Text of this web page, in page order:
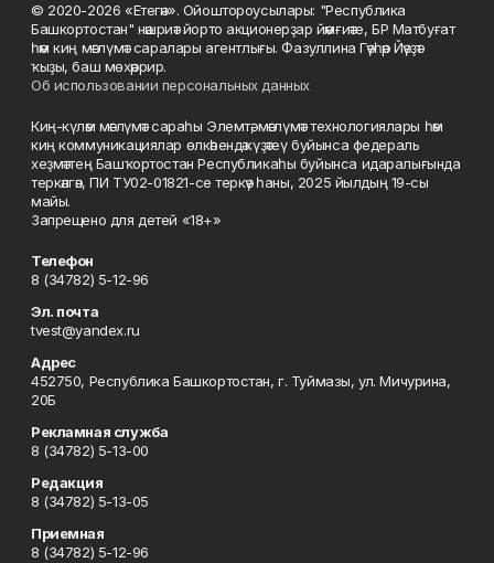
© 2020-2026 «Етегән». Ойоштороусылары: "Республика
Башкортостан" нәшриәт йорто акционерҙар йәмғиәте, БР Матбуғат
һәм киң мәғлүмәт саралары агентлығы. Фазуллина Гәүһәр Йәүҙәт
ҡыҙы, баш мөхәррир.
Об использовании персональных данных
Киң-күләм мәғлүмәт сараһы Элемтә, мәғлүмәт технологиялары һәм
киң коммуникациялар өлкәһендә күҙәтеү буйынса федераль
хеҙмәттең Башҡортостан Республикаһы буйынса идаралығында
теркәлгән, ПИ ТУ02-01821-се теркәү һаны, 2025 йылдың 19-сы
майы.
Запрещено для детей «18+»
Телефон
8 (34782) 5-12-96
Эл. почта
tvest@yandex.ru
Адрес
452750, Республика Башкортостан, г. Туймазы, ул. Мичурина,
20Б
Рекламная служба
8 (34782) 5-13-00
Редакция
8 (34782) 5-13-05
Приемная
8 (34782) 5-12-96